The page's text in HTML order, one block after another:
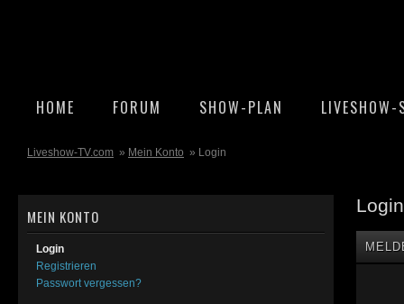
HOME FORUM SHOW-PLAN LIVESHOW-
Liveshow-TV.com » Mein Konto » Login
Login
MEIN KONTO
Login
Registrieren
Passwort vergessen?